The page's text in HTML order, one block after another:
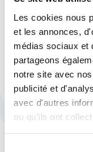
Les cookies nous
et les annonces,
médias sociaux et
partageons
notre site avec
publicité et
avec d'autres
ou qu'ils ont
visant à
au détriment
cadrer et de
typologies
susceptibles
productifs »
égard,
envisagés,